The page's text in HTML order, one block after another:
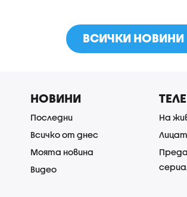
ВСИЧКИ НОВИНИ
НОВИНИ
Последни
Всичко от днес
Моята новина
Видео
На